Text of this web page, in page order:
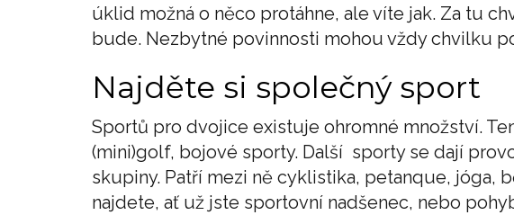
úklid možná o něco protáhne, ale víte jak. Za tu
bude. Nezbytné povinnosti mohou vždy chvilku
Najděte si společný sport
Sportů pro dvojice existuje ohromné množství.
(mini)golf, bojové sporty. Další sporty se dají
skupiny. Patří mezi ně cyklistika, petanque, jóga,
najdete, ať už jste sportovní nadšenec, nebo